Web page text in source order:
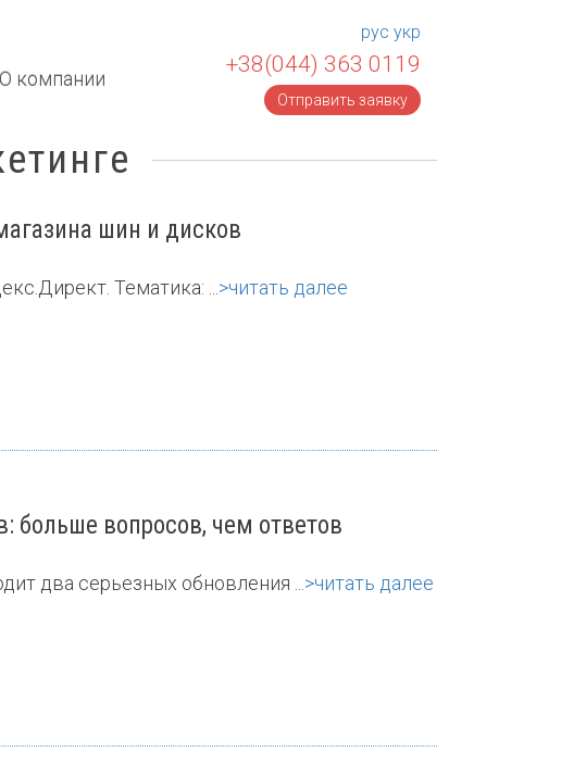
О компании
рус укр
+38(044) 363 0119
Отправить заявку
шин и дисков
Тематика: ... >читать далее
больше вопросов, чем ответов
два серьезных обновления ... >читать далее